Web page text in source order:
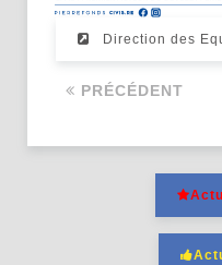
Direction des
PRÉCÉDENT